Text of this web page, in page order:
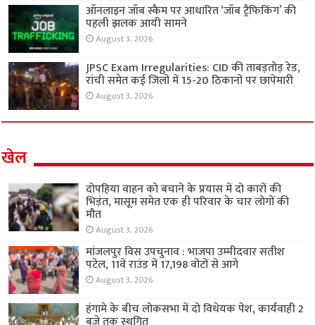
ऑनलाइन जॉब स्कैम पर आधारित ‘जॉब ट्रैफिकिंग’ की
पहली झलक आयी सामने
August 3, 2026
JPSC Exam Irregularities: CID की ताबड़तोड़ रेड,
रांची समेत कई जिलों में 15-20 ठिकानों पर छापेमारी
August 3, 2026
खेल
दोपहिया वाहन को बचाने के प्रयास में दो कारों की
भिड़ंत, मासूम समेत एक ही परिवार के चार लोगों की
मौत
August 3, 2026
मांजलपुर विस उपचुनाव : भाजपा उम्मीदवार सतीश
पटेल, 11वें राउंड में 17,198 वोटों से आगे
August 3, 2026
हंगामे के बीच लोकसभा में दो विधेयक पेश, कार्यवाही 2